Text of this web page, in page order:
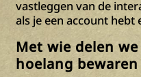
vastleggen van de
als je een account
Met wie delen
hoelang bewaren